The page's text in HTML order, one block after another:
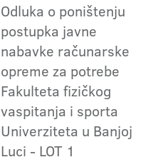
Odluka o poništenju
postupka javne
nabavke računarske
opreme za potrebe
Fakulteta fizičkog
vaspitanja i sporta
Univerziteta u Banjoj
Luci - LOT 1